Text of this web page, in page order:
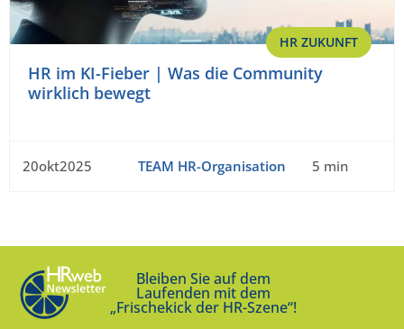
HR ZUKUNFT
HR im KI-Fieber | Was die Community
wirklich bewegt
20okt2025 TEAM HR-Organisation 5 min
Bleiben Sie auf dem
Laufenden mit dem
„Frischekick der HR-Szene“!